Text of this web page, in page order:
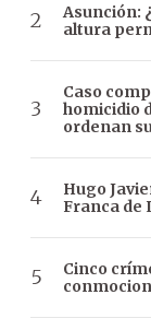
Asunción:
altura
Caso
homicidio
ordenan
Hugo
Franca de
Cinco